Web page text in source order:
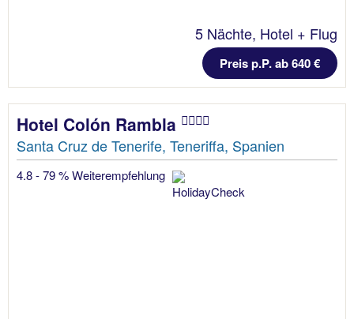
5 Nächte, Hotel + Flug
Preis p.P. ab 640 €
Hotel Colón Rambla
Santa Cruz de Tenerife, Teneriffa, Spanien
4.8 - 79 % Weiterempfehlung